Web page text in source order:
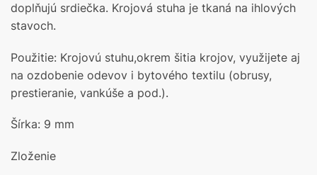
doplňujú srdiečka. Krojová stuha je tkaná na ihlových
stavoch.
Použitie: Krojovú stuhu,okrem šitia krojov, využijete aj
na ozdobenie odevov i bytového textilu (obrusy,
prestieranie, vankúše a pod.).
Šírka: 9 mm
Zloženie